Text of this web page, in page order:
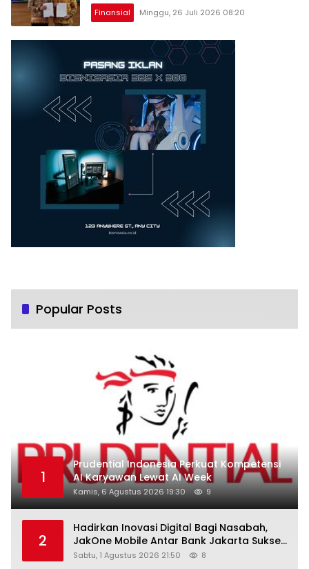
Finansial Minggu, 26 Juli 2026 08:20
Popular Posts
1
Prudential Indonesia Perkuat Kompetensi
AI Karyawan Lewat AI Week
Kamis, 6 Agustus 2026 19:30 9
2
Hadirkan Inovasi Digital Bagi Nasabah,
JakOne Mobile Antar Bank Jakarta Sukses
Raih Digital Excellence Awards 2026
Sabtu, 1 Agustus 2026 21:50 8